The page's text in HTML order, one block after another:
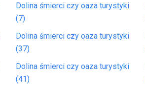
Dolina śmierci czy oaza turystyki
(7)
Dolina śmierci czy oaza turystyki
(37)
Dolina śmierci czy oaza turystyki
(41)